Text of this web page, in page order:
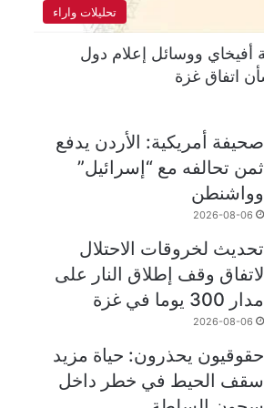
تحليلات واراء
أفيخاي ووسائل إعلام دول
اتفاق غزة
صحيفة أمريكية: الأردن يدفع
ثمن تحالفه مع “إسرائيل”
وواشنطن
2026-08-06
تحديث لخروقات الاحتلال
لاتفاق وقف إطلاق النار على
مدار 300 يوما في غزة
2026-08-06
حقوقيون يحذرون: حياة مزيد
سقف الحيط في خطر داخل